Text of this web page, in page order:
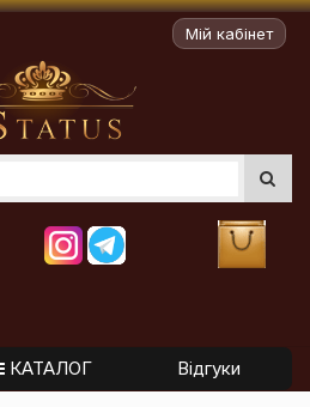
Мій кабінет
КАТАЛОГ Відгуки